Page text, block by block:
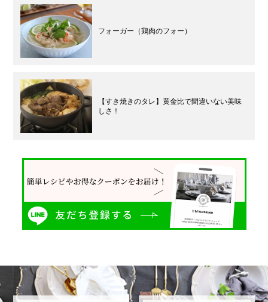
フォーガー（鶏肉のフォー）
【すき焼きのタレ】黄金比で間違いない美味
しさ！